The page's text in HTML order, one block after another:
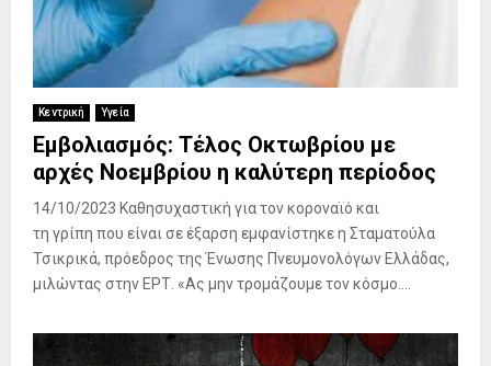
Κεντρική Υγεία
Εμβολιασμός: Τέλος Οκτωβρίου με
αρχές Νοεμβρίου η καλύτερη περίοδος
14/10/2023 Καθησυχαστική για τον κοροναϊό και
τη γρίπη που είναι σε έξαρση εμφανίστηκε η Σταματούλα
Τσικρικά, πρόεδρος της Ένωσης Πνευμονολόγων Ελλάδας,
μιλώντας στην ΕΡΤ. «Ας μην τρομάζουμε τον κόσμο....